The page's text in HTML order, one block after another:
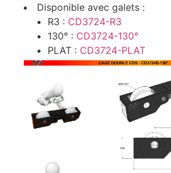
Disponible avec galets :
R3 : CD3724-R3
130° : CD3724-130°
PLAT : CD3724-PLAT